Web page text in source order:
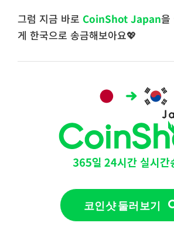
그럼 지금 바로 CoinShot Japan을
게 한국으로 송금해보아요💖
코인샷 둘러보기